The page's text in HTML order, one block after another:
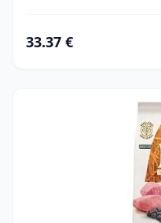
33.37 €